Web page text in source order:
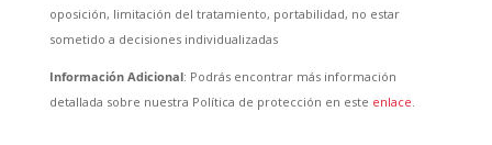
oposición, limitación del tratamiento, portabilidad, no estar
sometido a decisiones individualizadas
Información Adicional: Podrás encontrar más información
detallada sobre nuestra Política de protección en este enlace.